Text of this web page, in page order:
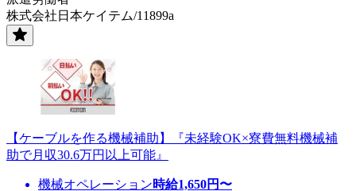
株式会社日本ケイテム/11899a
【ケーブルを作る機械補助】『未経験OK×寮費無料機械補
助で月収30.6万円以上可能』
機械オペレーション時給1,650円〜